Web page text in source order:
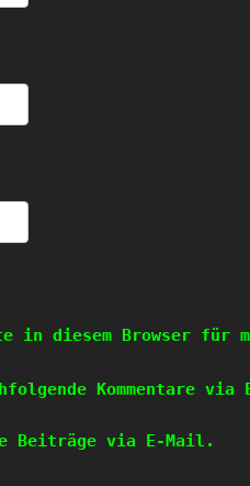
in diesem Browser für
Kommentare via
Beiträge via E-Mail.